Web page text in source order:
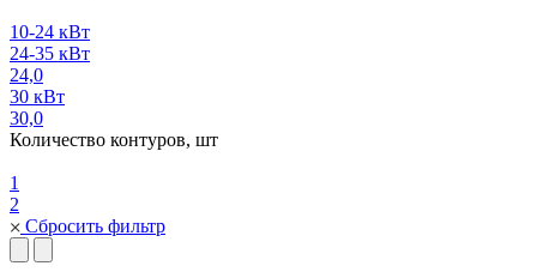
10-24 кВт
24-35 кВт
24,0
30 кВт
30,0
Количество контуров, шт
1
2
Сбросить фильтр